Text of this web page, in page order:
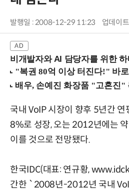
발행일 : 2008-12-29 11:23 업데이
비개발자와 AI 담당자를 위한 하네스 엔지니어링
국내 VoIP 시장이 향후 5년간 연
8%로 성장, 오는 2012년에는
이를 것으로 전망됐다.
한국IDC(대표: 연규황,
간한 `2008년-2012년 국내